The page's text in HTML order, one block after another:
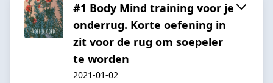
#1 Body Mind training voor je
onderrug. Korte oefening in
zit voor de rug om soepeler
te worden
2021-01-02